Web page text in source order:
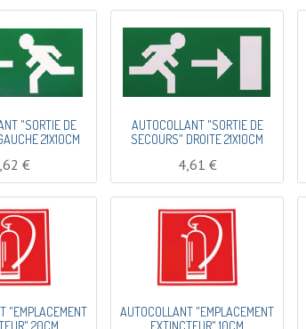
"SORTIE DE
21X10CM
€
AUTOCOLLANT "SORTIE DE
SECOURS" DROITE 21X10CM
4,61 €
"EMPLACEMENT
20CM
AUTOCOLLANT "EMPLACEMENT
EXTINCTEUR" 10CM